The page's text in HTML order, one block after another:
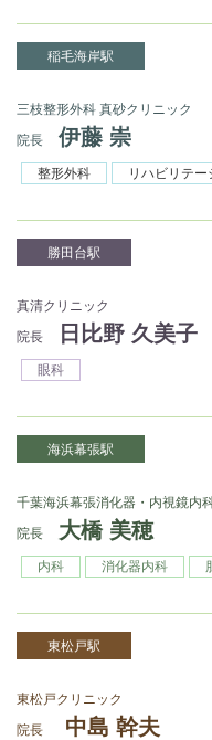
稲毛海岸駅
三枝整形外科 真砂クリニック
院長
伊藤 崇
整形外科 リハビリテー
勝田台駅
真清クリニック
院長
日比野 久美子
眼科
海浜幕張駅
千葉海浜幕張消化器・内視鏡内
院長
大橋 美穂
内科 消化器内科
東松戸駅
東松戸クリニック
院長
中島 幹夫